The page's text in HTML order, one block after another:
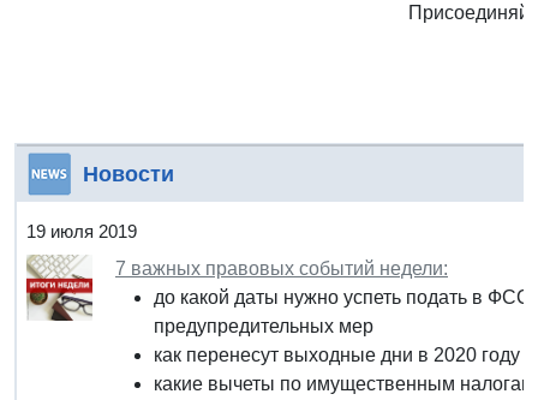
Новости
19 июля 2019
7 важных правовых событий недели:
до какой даты нужно успеть подать в
предупредительных мер
как перенесут выходные дни в 2020 году
какие вычеты по имущественным